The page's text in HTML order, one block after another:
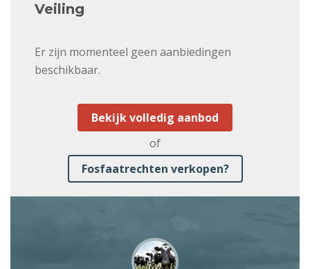
Veiling
Er zijn momenteel geen aanbiedingen
beschikbaar.
Bekijk volledig aanbod
of
Fosfaatrechten verkopen?